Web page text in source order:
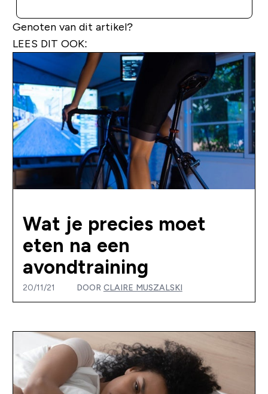
Genoten van dit artikel?
LEES DIT OOK:
Wat je precies moet
eten na een
avondtraining
20/11/21 DOOR CLAIRE MUSZALSKI